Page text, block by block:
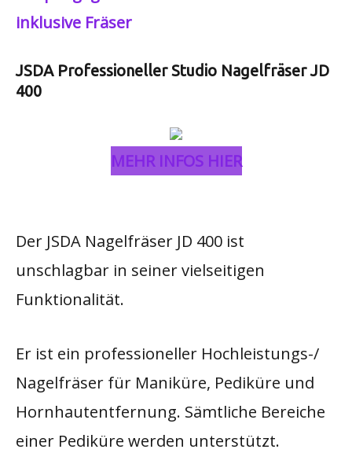
inklusive Fräser
JSDA Professioneller Studio Nagelfräser JD
400​
MEHR INFOS HIER
Der JSDA Nagelfräser JD 400 ist
unschlagbar in seiner vielseitigen
Funktionalität.
Er ist ein professioneller Hochleistungs-/
Nagelfräser für Maniküre, Pediküre und
Hornhautentfernung. Sämtliche Bereiche
einer Pediküre werden unterstützt.​